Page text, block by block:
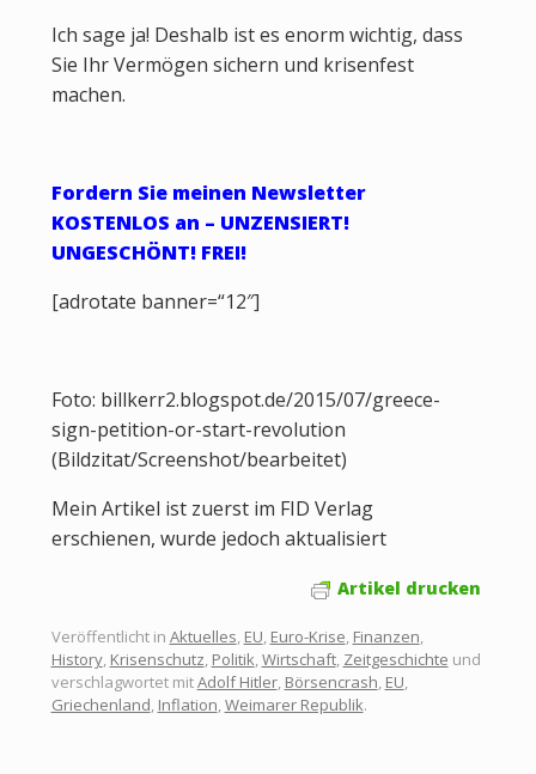
Ich sage ja! Deshalb ist es enorm wichtig, dass
Sie Ihr Vermögen sichern und krisenfest
machen.
Fordern Sie meinen Newsletter
KOSTENLOS an – UNZENSIERT!
UNGESCHÖNT! FREI!
[adrotate banner=“12″]
Foto: billkerr2.blogspot.de/2015/07/greece-
sign-petition-or-start-revolution
(Bildzitat/Screenshot/bearbeitet)
Mein Artikel ist zuerst im FID Verlag
erschienen, wurde jedoch aktualisiert
Artikel drucken
Veröffentlicht in Aktuelles, EU, Euro-Krise, Finanzen,
History, Krisenschutz, Politik,Wirtschaft, Zeitgeschichte und
verschlagwortet mitAdolf Hitler, Börsencrash, EU,
Griechenland, Inflation,Weimarer Republik.